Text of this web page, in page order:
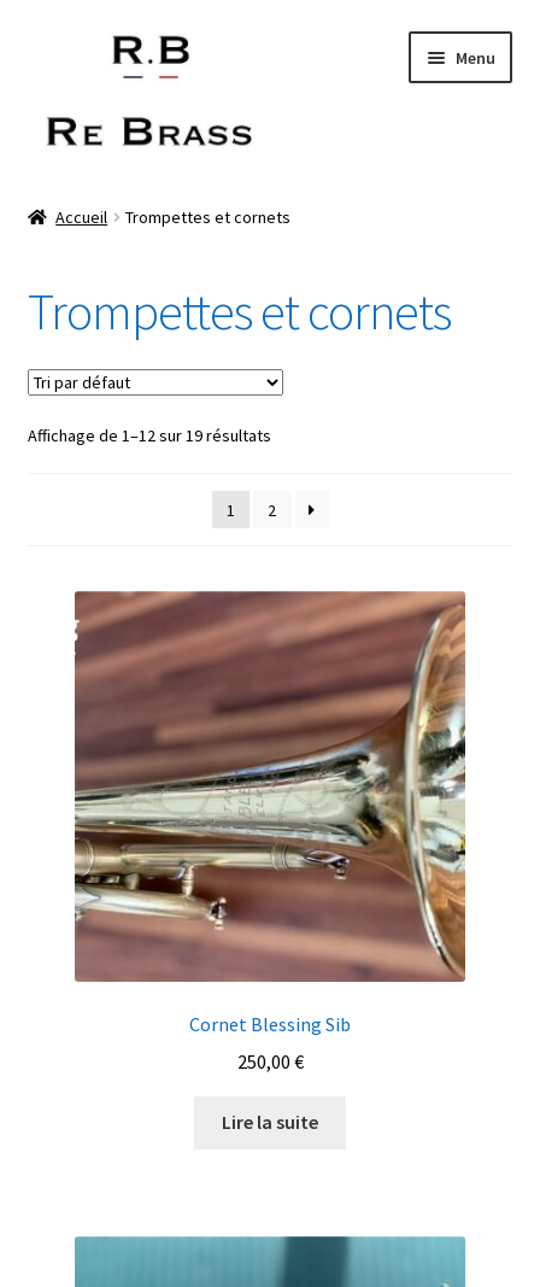
navigation
Menu
Saxophones
3D print
Accueil Trompettes et cornets
Trompettes et cornets
Affichage de 1–12 sur 19 résultats
1 2
Cornet Blessing Sib
250,00 €
Lire la suite